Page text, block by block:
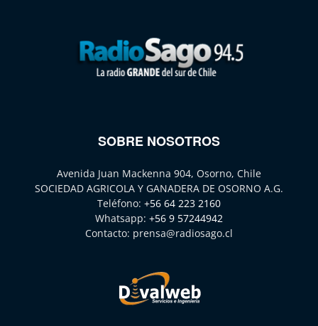
SOBRE NOSOTROS
Avenida Juan Mackenna 904, Osorno, Chile
SOCIEDAD AGRICOLA Y GANADERA DE OSORNO A.G.
Teléfono: +56 64 223 2160
Whatsapp: +56 9 57244942
Contacto: prensa@radiosago.cl